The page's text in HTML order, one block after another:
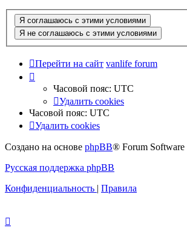
Перейти на сайт vanlife forum
Часовой пояс: UTC
Удалить cookies
Часовой пояс: UTC
Удалить cookies
Создано на основе phpBB® Forum
Русская поддержка phpBB
Конфиденциальность | Правила